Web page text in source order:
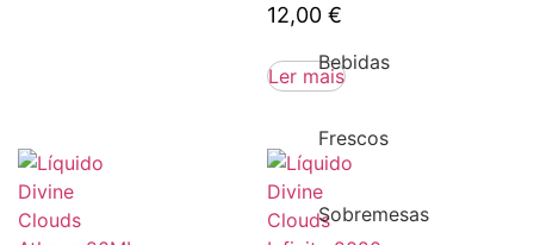
Bebidas
Frescos
Sobremesas
12,00 €
Ler mais